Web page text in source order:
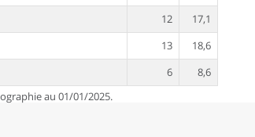
12
17,1
13
18,6
6
8,6
au 01/01/2025.